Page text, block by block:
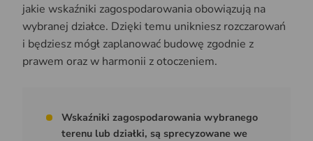
jakie wskaźniki zagospodarowania obowiązują na
wybranej działce. Dzięki temu unikniesz rozczarowań
i będziesz mógł zaplanować budowę zgodnie z
prawem oraz w harmonii z otoczeniem.
Wskaźniki zagospodarowania wybranego
terenu lub działki, są sprecyzowane we